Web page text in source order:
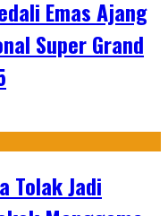
Emas Ajang
Super Grand
Tolak Jadi